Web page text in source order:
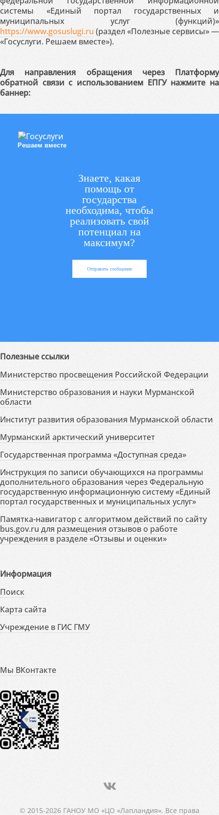
системы «Единый портал государственных и
муниципальных услуг (функций)»
https://www.gosuslugi.ru (раздел «Полезные сервисы» —
«Госуслуги. Решаем вместе»).
Для направления обращения через Платформу
обратной связи с использованием ЕПГУ нажмите на
баннер:
Решаем вместе
Знаете, какая
помощь от
государства
необходима, чтобы
реализовать свой
потенциал на
максимум?
Отправить сообщение
Полезные ссылки
Министерство просвещения Российской Федерации
Министерство образования и науки Мурманской
области
Институт развития образования Мурманской области
Мурманский арктический университет
Государственная программа «Доступная среда»
Инструкция по записи обучающихся на программы
дополнительного образования через Федеральную
государственную информационную систему «Единый
портал государственных и муниципальных услуг»
Памятка-навигатор с алгоритмом действий по сайту
bus.gov.ru для размещения отзывов о работе
учреждения в разделе «Отзывы и оценки»
Информация
Поиск
Карта сайта
Учреждение в ГИС ГМУ
Мы ВКонтакте
© 2015-2026 ГАНОУ МО «ЦО «Лапландия». Все права